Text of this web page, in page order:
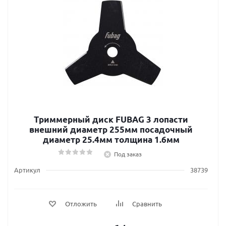
Триммерный диск FUBAG 3 лопасти
внешний диаметр 255мм посадочный
диаметр 25.4мм толщина 1.6мм
Под заказ
Артикул 38739
Отложить Сравнить